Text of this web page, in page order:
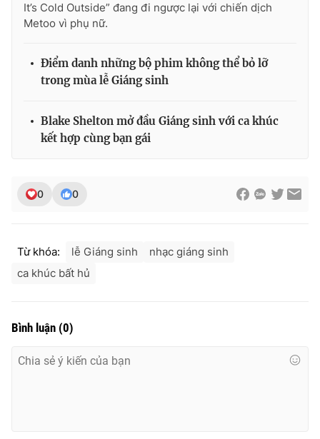
thuận bằng văn bản. Ghi rõ nguồn VTV.vn khi phát hành lại
thông tin từ website này.
It’s Cold Outside” đang đi ngược lại với chiến dịch
Metoo vì phụ nữ.
Điểm danh những bộ phim không thể bỏ lỡ
trong mùa lễ Giáng sinh
Blake Shelton mở đầu Giáng sinh với ca khúc
kết hợp cùng bạn gái
0 0
Từ khóa: lễ Giáng sinh
nhạc giáng sinh
ca khúc bất hủ
Bình luận (0)